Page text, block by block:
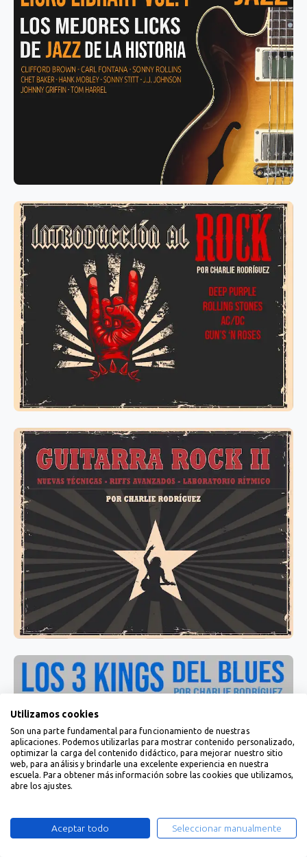
Utilizamos cookies
Son una parte fundamental para funcionamiento de nuestras
aplicaciones. Podemos utilizarlas para mostrar contenido personalizado,
optimizar la carga del contenido didáctico, para mejorar nuestro sitio
web, para análisis y brindarle una excelente experiencia en nuestra
escuela. Para obtener más información sobre las cookies que utilizamos,
abre los ajustes.
Aceptar todo Seleccionar manualmente